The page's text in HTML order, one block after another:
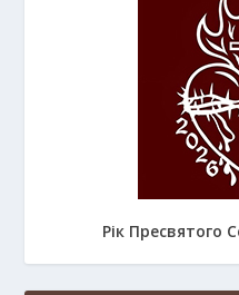
Рік Пресвятого